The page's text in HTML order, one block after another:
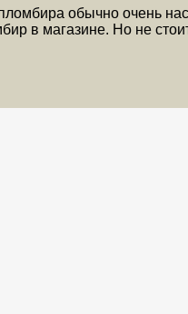
обычно очень
в магазине. Но не